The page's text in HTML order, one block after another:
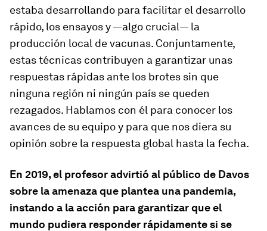
estaba desarrollando para facilitar el desarrollo
rápido, los ensayos y —algo crucial— la
producción local de vacunas. Conjuntamente,
estas técnicas contribuyen a garantizar unas
respuestas rápidas ante los brotes sin que
ninguna región ni ningún país se queden
rezagados. Hablamos con él para conocer los
avances de su equipo y para que nos diera su
opinión sobre la respuesta global hasta la fecha.
En 2019, el profesor advirtió al público de Davos
sobre la amenaza que plantea una pandemia,
instando a la acción para garantizar que el
mundo pudiera responder rápidamente si se